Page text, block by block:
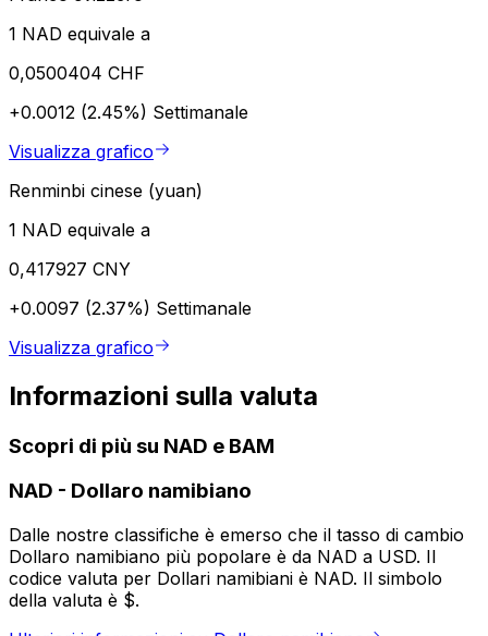
1 NAD equivale a
0,0500404 CHF
+0.0012 (2.45%) Settimanale
Visualizza grafico
Renminbi cinese (yuan)
1 NAD equivale a
0,417927 CNY
+0.0097 (2.37%) Settimanale
Visualizza grafico
Informazioni sulla valuta
Scopri di più su NAD e BAM
NAD - Dollaro namibiano
Dalle nostre classifiche è emerso che il tasso di cambio
Dollaro namibiano più popolare è da NAD a USD. Il
codice valuta per Dollari namibiani è NAD. Il simbolo
della valuta è $.